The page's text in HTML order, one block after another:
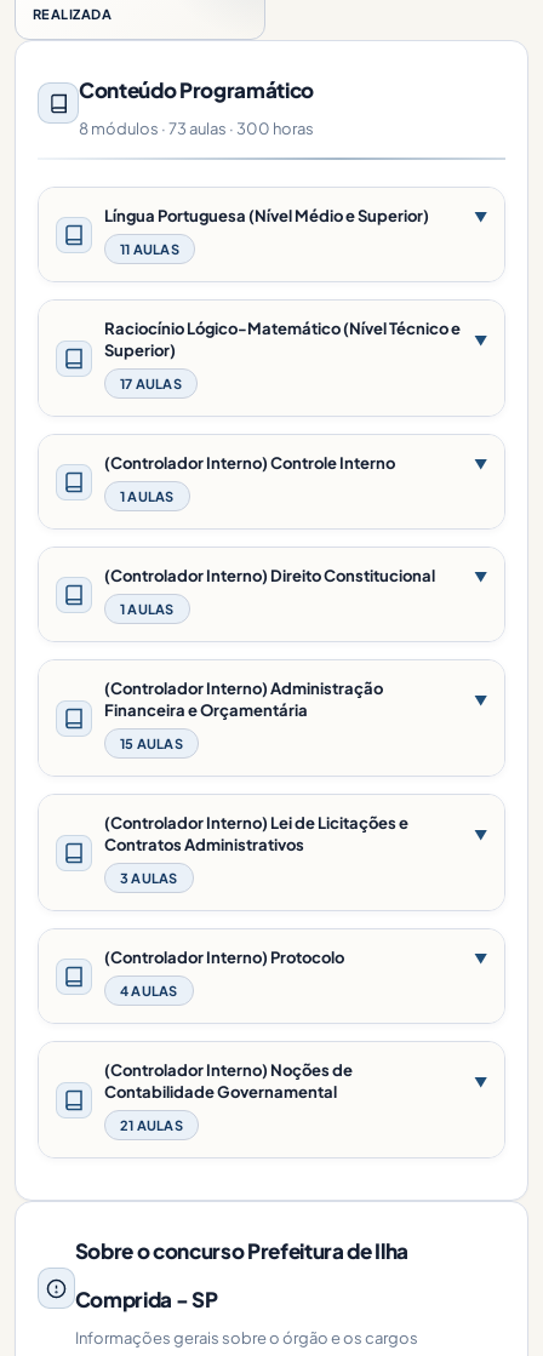
REALIZADA
Conteúdo Programático
8 módulos · 73 aulas · 300 horas
Língua Portuguesa (Nível Médio e Superior)
11 AULAS
▼
Raciocínio Lógico-Matemático (Nível Técnico e
Superior)
17 AULAS
▼
(Controlador Interno) Controle Interno
1 AULAS
▼
(Controlador Interno) Direito Constitucional
1 AULAS
▼
(Controlador Interno) Administração
Financeira e Orçamentária
15 AULAS
▼
(Controlador Interno) Lei de Licitações e
Contratos Administrativos
3 AULAS
▼
(Controlador Interno) Protocolo
4 AULAS
▼
(Controlador Interno) Noções de
Contabilidade Governamental
21 AULAS
▼
Sobre o concurso Prefeitura de Ilha
Comprida - SP
Informações gerais sobre o órgão e os cargos